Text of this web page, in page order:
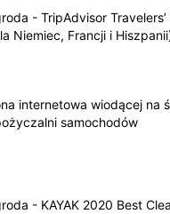
- TripAdvisor
Niemiec, Francji i
internetowa wiodącej na
samochodów
- KAYAK 2020 Best